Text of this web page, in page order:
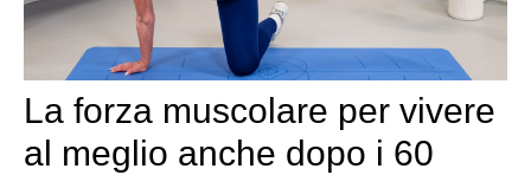
La forza muscolare per vivere
al meglio anche dopo i 60